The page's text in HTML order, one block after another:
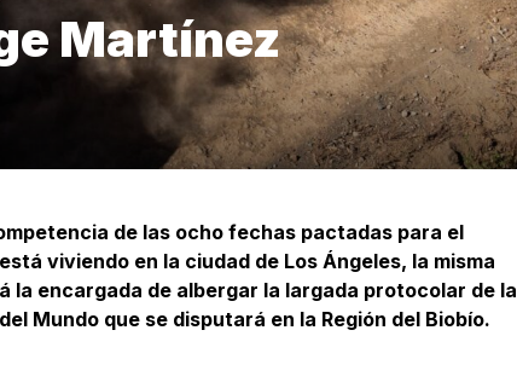
Martínez
de las ocho fechas pactadas para el
viviendo en la ciudad de Los Ángeles, la misma
la encargada de albergar la largada protocolar de la
Mundo que se disputará en la Región del Biobío.